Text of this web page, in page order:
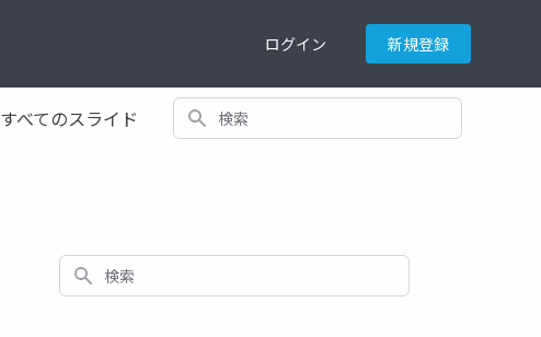
ログイン 新規登録
すべてのスライド 検索
検索